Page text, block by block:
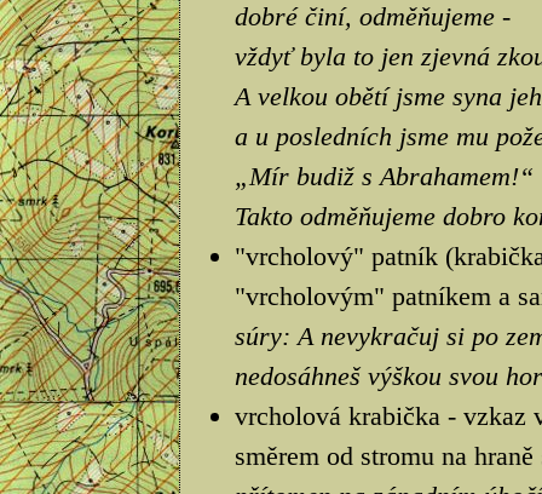
dobré činí, odměňujeme -
vždyť byla to jen zjevná
A velkou obětí jsme syna
a u posledních jsme mu
„Mír budiž s Abrahamem!“
Takto odměňujeme dobro
"vrcholový" patník
"vrcholovým" patníkem a
súry: A nevykračuj si po
nedosáhneš výškou svou
vrcholová krabička - vzkaz
směrem od stromu na